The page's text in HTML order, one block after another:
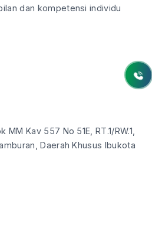
dan kompetensi individu
Kav 557 No 51E, RT.1/RW.1,
Daerah Khusus Ibukota